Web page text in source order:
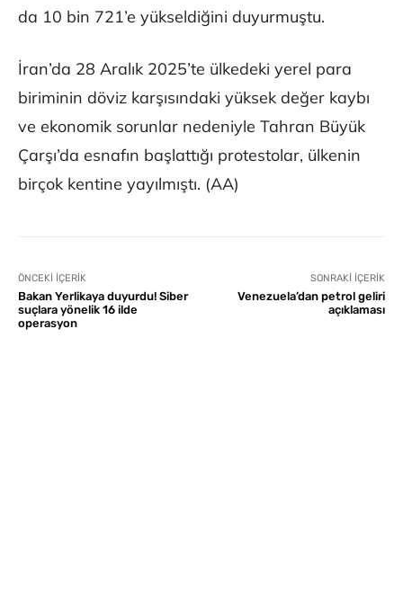
da 10 bin 721’e yükseldiğini duyurmuştu.
İran’da 28 Aralık 2025’te ülkedeki yerel para
biriminin döviz karşısındaki yüksek değer kaybı
ve ekonomik sorunlar nedeniyle Tahran Büyük
Çarşı’da esnafın başlattığı protestolar, ülkenin
birçok kentine yayılmıştı. (AA)
ÖNCEKI İÇERIK
Bakan Yerlikaya duyurdu! Siber
suçlara yönelik 16 ilde
operasyon
SONRAKI İÇERIK
Venezuela’dan petrol geliri
açıklaması